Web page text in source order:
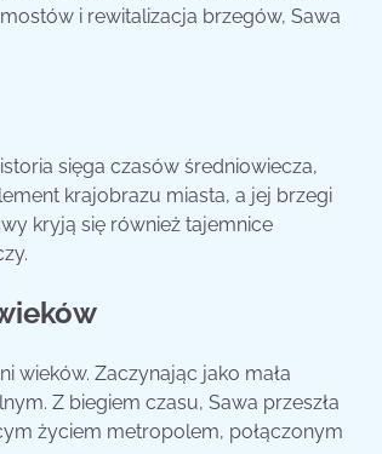
i rewitalizacja brzegów, Sawa
sięga czasów średniowiecza,
krajobrazu miasta, a jej brzegi
kryją się również tajemnice
wieków. Zaczynając jako mała
Z biegiem czasu, Sawa przeszła
życiem metropolem, połączonym